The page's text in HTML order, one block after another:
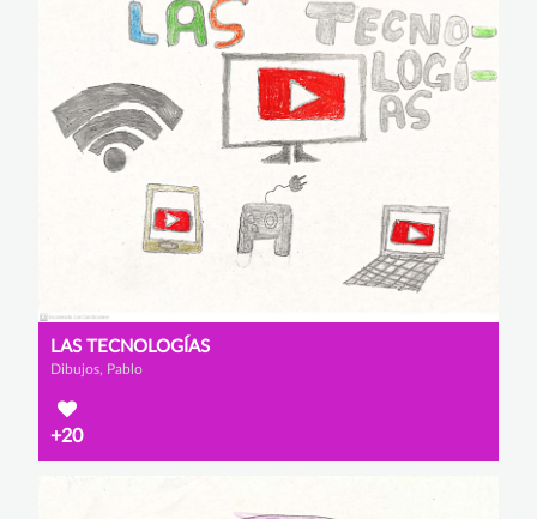
LAS TECNOLOGÍAS
Dibujos, Pablo
+20